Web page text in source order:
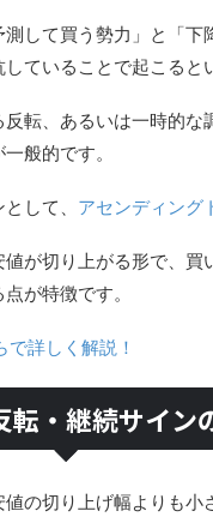
して買う勢力」と「
ていることで起こると
転、あるいは一時的な
般的です。
して、 アセンディング
が切り上がる形で、買
が特徴です。
詳しく解説！
転・継続サイン
の切り上げ幅よりも